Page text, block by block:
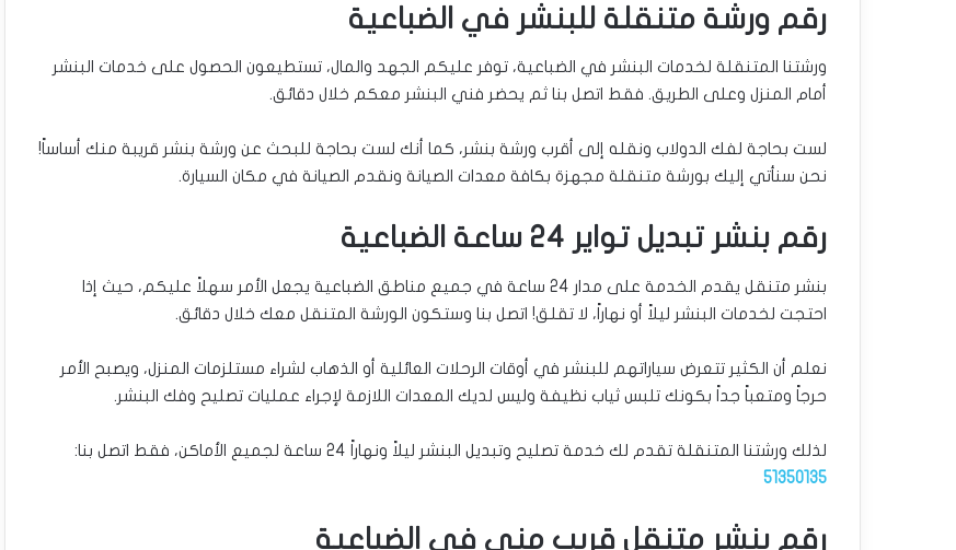
رقم ورشة متنقلة للبنشر في الضباعية
ورشتنا المتنقلة لخدمات البنشر في الضباعية، توفر عليكم الجهد والمال، تستطيعون الحصول على خدمات البنشر
أمام المنزل وعلى الطريق. فقط اتصل بنا ثم يحضر فني البنشر معكم خلال دقائق.
لست بحاجة لفك الدولاب ونقله إلى أقرب ورشة بنشر، كما أنك لست بحاجة للبحث عن ورشة بنشر قريبة منك أساساً!
نحن سنأتي إليك بورشة متنقلة مجهزة بكافة معدات الصيانة ونقدم الصيانة في مكان السيارة.
رقم بنشر تبديل تواير 24 ساعة الضباعية
بنشر متنقل يقدم الخدمة على مدار 24 ساعة في جميع مناطق الضباعية يجعل الأمر سهلاً عليكم، حيث إذا
احتجت لخدمات البنشر ليلاً أو نهاراً، لا تقلق! اتصل بنا وستكون الورشة المتنقل معك خلال دقائق.
نعلم أن الكثير تتعرض سياراتهم للبنشر في أوقات الرحلات العائلية أو الذهاب لشراء مستلزمات المنزل، ويصبح الأمر
حرجاً ومتعباً جداً بكونك تلبس ثياب نظيفة وليس لديك المعدات اللازمة لإجراء عمليات تصليح وفك البنشر.
لذلك ورشتنا المتنقلة تقدم لك خدمة تصليح وتبديل البنشر ليلاً ونهاراً 24 ساعة لجميع الأماكن، فقط اتصل بنا:
51350135
رقم بنشر متنقل قريب مني في الضباعية